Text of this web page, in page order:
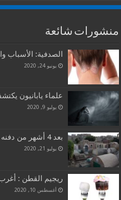
منشورات شائعة
الصدفية: الأسباب
يونيو 24, 2020
علماء يابانيون
يوليو 9, 2020
بعد 4 أشهر من دفنه عودة مصري للحياة
يوليو 21, 2020
ريجيم القطن :
أغسطس 10, 2020